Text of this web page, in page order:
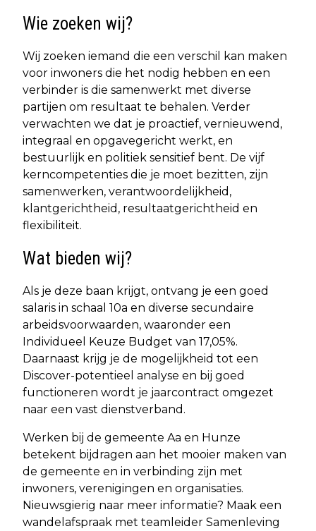
Wie zoeken wij?
Wij zoeken iemand die een verschil kan maken
voor inwoners die het nodig hebben en een
verbinder is die samenwerkt met diverse
partijen om resultaat te behalen. Verder
verwachten we dat je proactief, vernieuwend,
integraal en opgavegericht werkt, en
bestuurlijk en politiek sensitief bent. De vijf
kerncompetenties die je moet bezitten, zijn
samenwerken, verantwoordelijkheid,
klantgerichtheid, resultaatgerichtheid en
flexibiliteit.
Wat bieden wij?
Als je deze baan krijgt, ontvang je een goed
salaris in schaal 10a en diverse secundaire
arbeidsvoorwaarden, waaronder een
Individueel Keuze Budget van 17,05%.
Daarnaast krijg je de mogelijkheid tot een
Discover-potentieel analyse en bij goed
functioneren wordt je jaarcontract omgezet
naar een vast dienstverband.
Werken bij de gemeente Aa en Hunze
betekent bijdragen aan het mooier maken van
de gemeente en in verbinding zijn met
inwoners, verenigingen en organisaties.
Nieuwsgierig naar meer informatie? Maak een
wandelafspraak met teamleider Samenleving